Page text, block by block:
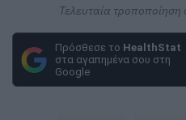
Τελευταία
Πρόσθεσε το HealthStat
στα αγαπημένα σου στη
Google